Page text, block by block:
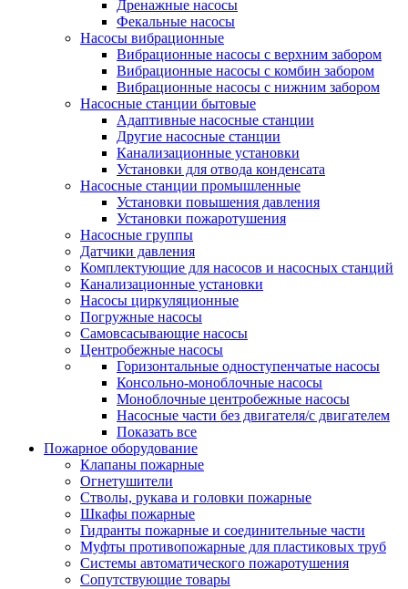
Дренажные насосы
Фекальные насосы
Насосы вибрационные
Вибрационные насосы с верхним забором
Вибрационные насосы с комбин забором
Вибрационные насосы с нижним забором
Насосные станции бытовые
Адаптивные насосные станции
Другие насосные станции
Канализационные установки
Установки для отвода конденсата
Насосные станции промышленные
Установки повышения давления
Установки пожаротушения
Насосные группы
Датчики давления
Комплектующие для насосов и насосных станций
Канализационные установки
Насосы циркуляционные
Погружные насосы
Самовсасывающие насосы
Центробежные насосы
Горизонтальные одноступенчатые насосы
Консольно-моноблочные насосы
Моноблочные центробежные насосы
Насосные части без двигателя/с двигателем
Показать все
Пожарное оборудование
Клапаны пожарные
Огнетушители
Стволы, рукава и головки пожарные
Шкафы пожарные
Гидранты пожарные и соединительные части
Муфты противопожарные для пластиковых труб
Системы автоматического пожаротушения
Сопутствующие товары